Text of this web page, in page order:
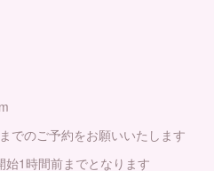
でのご予約をお願いいたします
始1時間前までとなります